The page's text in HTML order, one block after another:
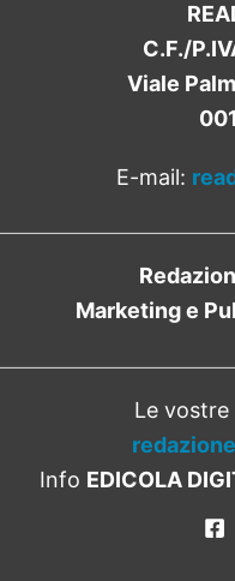
C.F./
Viale
E-mail:
Marketing e
Le vostre
Info EDICOLA